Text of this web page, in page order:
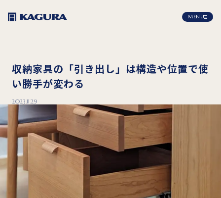
MENU
収納家具の「引き出し」は構造や位置で使
い勝手が変わる
2023.11.29